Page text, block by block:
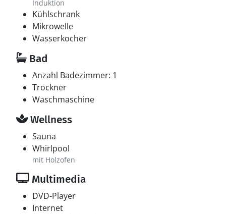
Induktion
Kühlschrank
Mikrowelle
Wasserkocher
Bad
Anzahl Badezimmer: 1
Trockner
Waschmaschine
Wellness
Sauna
Whirlpool
mit Holzofen
Multimedia
DVD-Player
Internet